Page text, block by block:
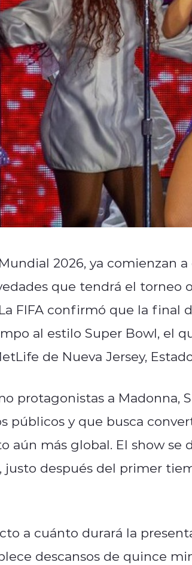
2026, ya comienzan a
que tendrá el torneo
FIFA confirmó que la final
al estilo Super Bowl, el
de Nueva Jersey,
protagonistas a Madonna,
públicos y que busca
aún más global. El show se
después del primer
a cuánto durará la
descansos de quince